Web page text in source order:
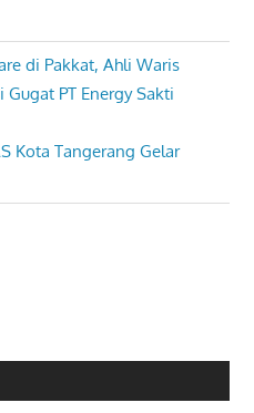
di Pakkat, Ahli Waris
PT Energy Sakti
Kota Tangerang Gelar